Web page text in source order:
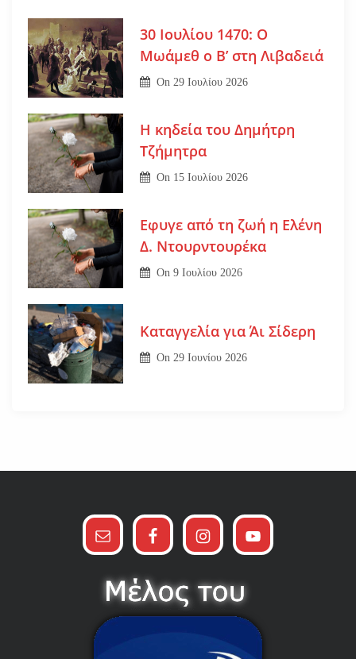
30 Ιουλίου 1470: Ο
Μωάμεθ ο Β’ στη Λιβαδειά
On29 Ιουλίου 2026
Η κηδεία του Δημήτρη
Τζήμητρα
On 15 Ιουλίου 2026
Εφυγε από τη ζωή η Ελένη
Δ. Ντουρντουρέκα
On9 Ιουλίου 2026
Καταγγελία για Άι Σίδερη
On 29 Ιουνίου 2026